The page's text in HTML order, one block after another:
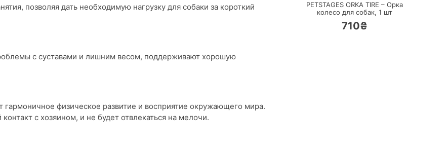
позволяя дать необходимую нагрузку для собаки за короткий
с суставами и лишним весом, поддерживают хорошую
гармоничное физическое развитие и восприятие окружающего мира.
с хозяином, и не будет отвлекаться на мелочи.
PETSTAGES ORKA TIRE – Орка
колесо для собак, 1 шт
710₴